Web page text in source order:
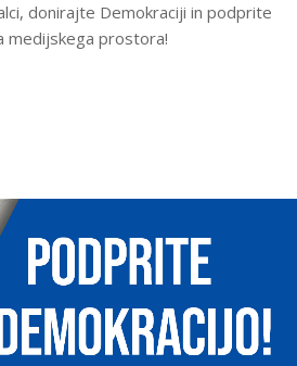
donirajte Demokraciji in podprite
medijskega prostora!